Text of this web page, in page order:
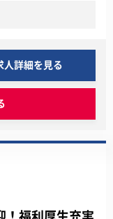
人詳細を見る